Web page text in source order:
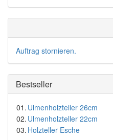
Auftrag stornieren.
Bestseller
01. Ulmenholzteller 26cm
02. Ulmenholzteller 22cm
03. Holzteller Esche